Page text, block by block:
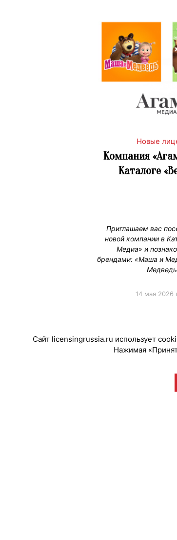
Новые
Компания
Каталоге
Приглашаем вас
новой компании в
Медиа» и
брендами: «Маша и
14 мая 2026
Сайт licensingrussia.ru использует
Нажимая